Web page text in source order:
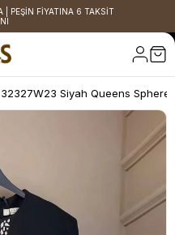
| PEŞİN FİYATINA 6 TAKSİT
Siyah Queens Sphere